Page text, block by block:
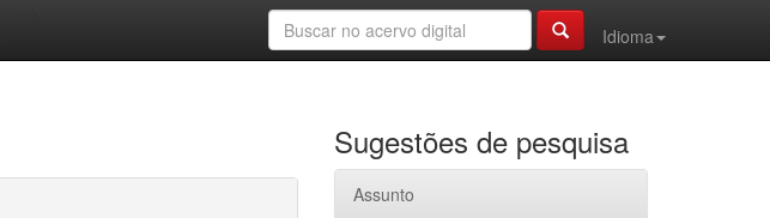
Idioma
Sugestões de pesquisa
Assunto